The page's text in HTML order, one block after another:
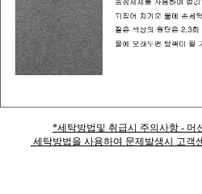
*세탁방법및 취급시 주의사항 - 머
세탁방법을 사용하여 문제발생시 고객